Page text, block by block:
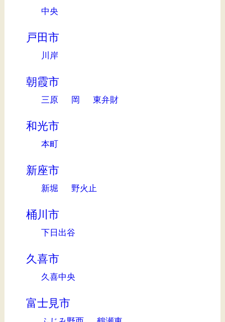
中央
戸田市
川岸
朝霞市
三原 岡 東弁財
和光市
本町
新座市
新堀 野火止
桶川市
下日出谷
久喜市
久喜中央
富士見市